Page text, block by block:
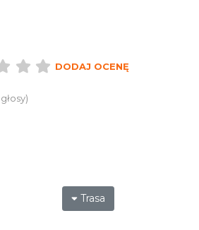
DODAJ OCENĘ
Trasa